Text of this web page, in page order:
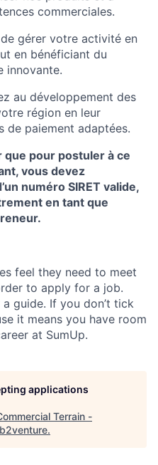
commerciales.
gérer votre activité en
en bénéficiant du
innovante.
au développement des
région en leur
de paiement adaptées.
pour postuler à ce
vous devez
numéro SIRET valide,
en tant que
feel they need to meet
to apply for a job.
guide. If you don’t tick
it means you have room
at SumUp.
applications
Terrain -
b2venture.